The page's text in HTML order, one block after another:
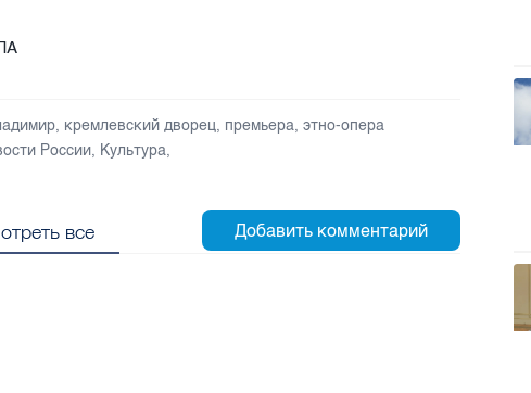
, кремлевский дворец, премьера,этно-опера
России, Культура,
все